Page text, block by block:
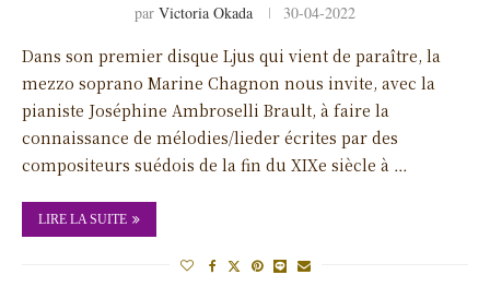
par Victoria Okada 30-04-2022
Dans son premier disque Ljus qui vient de paraître, la
mezzo soprano Marine Chagnon nous invite, avec la
pianiste Joséphine Ambroselli Brault, à faire la
connaissance de mélodies/lieder écrites par des
compositeurs suédois de la fin du XIXe siècle à …
LIRE LA SUITE